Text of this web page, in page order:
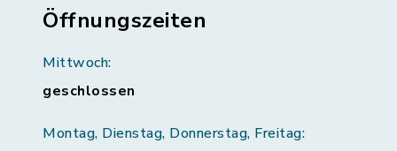
Öffnungszeiten
Mittwoch:
geschlossen
Montag, Dienstag, Donnerstag, Freitag: